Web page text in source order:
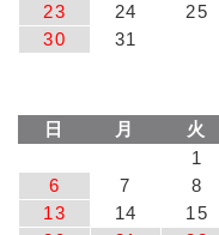
23
24 25
30
31
日
月 火
1
6
7 8
13
14 15